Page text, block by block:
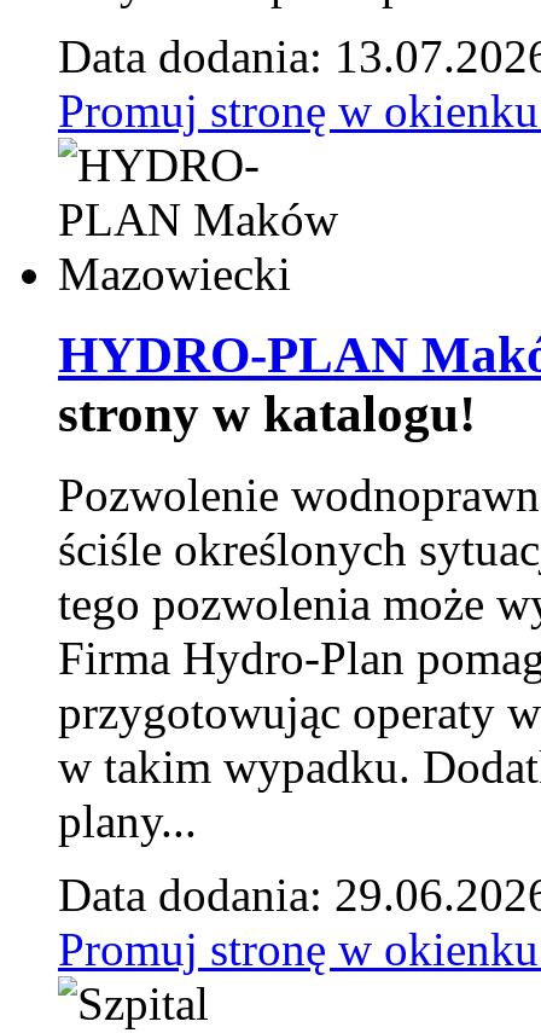
Data dodania:
Promuj stronę w
HYDRO-PLAN
strony w katalogu!
Pozwolenie
ściśle określonych
tego pozwolenia może
Firma Hydro-Plan
przygotowując operaty
w takim wypadku.
plany...
Data dodania:
Promuj stronę w